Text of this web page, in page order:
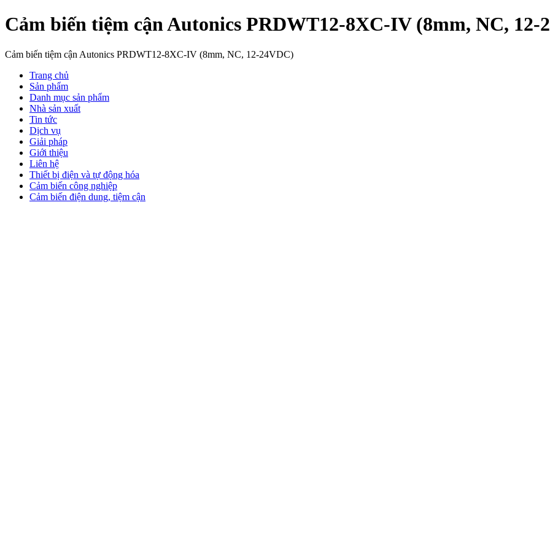
Cảm biến tiệm cận Autonics PRDWT12-8XC-IV (8mm, NC, 12-
Cảm biến tiệm cận Autonics PRDWT12-8XC-IV (8mm, NC, 12-24VDC)
Trang chủ
Sản phẩm
Danh mục sản phẩm
Nhà sản xuất
Tin tức
Dịch vụ
Giải pháp
Giới thiệu
Liên hệ
Thiết bị điện và tự động hóa
Cảm biến công nghiệp
Cảm biến điện dung, tiệm cận